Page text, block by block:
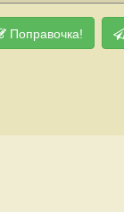
Поправочка!